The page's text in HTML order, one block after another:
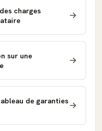
charges
sur une
de garanties